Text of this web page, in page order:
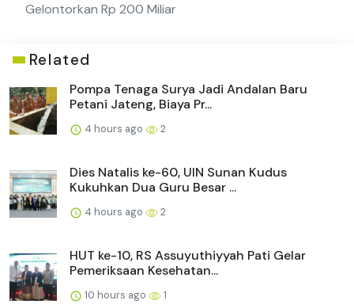
Gelontorkan Rp 200 Miliar
Related
Pompa Tenaga Surya Jadi Andalan Baru
Petani Jateng, Biaya Pr...
4 hours ago 2
Dies Natalis ke-60, UIN Sunan Kudus
Kukuhkan Dua Guru Besar ...
4 hours ago 2
HUT ke-10, RS Assuyuthiyyah Pati Gelar
Pemeriksaan Kesehatan...
10 hours ago 1